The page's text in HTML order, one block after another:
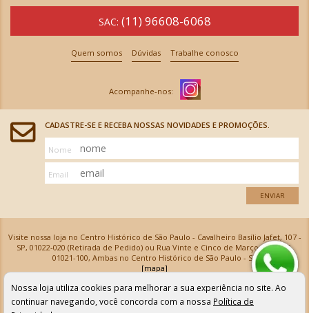
SAC: (11) 96608-6068
Quem somos Dúvidas Trabalhe conosco
CADASTRE-SE E RECEBA NOSSAS NOVIDADES E PROMOÇÕES.
Nome
Email
ENVIAR
Visite nossa loja no Centro Histórico de São Paulo - Cavalheiro Basílio Jafet, 107 -
SP, 01022-020 (Retirada de Pedido) ou Rua Vinte e Cinco de Março, 576 - SP,
01021-100, Ambas no Centro Histórico de São Paulo - SP
[mapa]
Armarinhos Santa Cecília Ltda | CNPJ: 61.069.639/0001-18
Os preços e as condições de pagamento apresentadas na loja virtual não valem para nossa loja física e
podem sofrer alterações sem aviso prévio. Vendas com cartão de crédito sujeitas a análise e
confirmação de dados.
Nossa loja utiliza cookies para melhorar a sua experiência no site. Ao
continuar navegando, você concorda com a nossa Política de